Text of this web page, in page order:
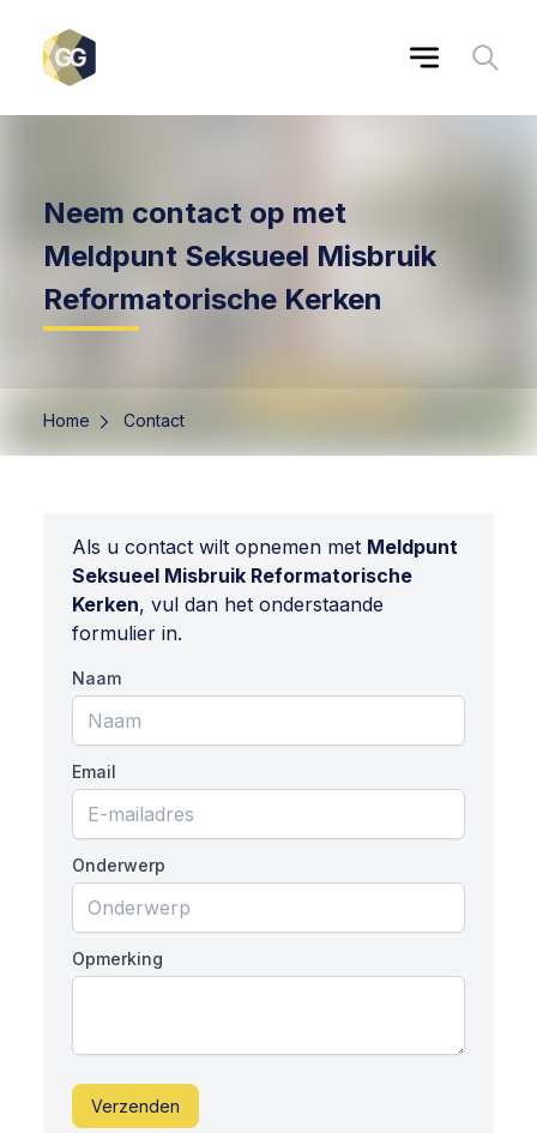
Neem contact op met
Meldpunt Seksueel Misbruik
Reformatorische Kerken
Home Contact
Als u contact wilt opnemen met Meldpunt
Seksueel Misbruik Reformatorische
Kerken, vul dan het onderstaande
formulier in.
Naam
Email
Onderwerp
Opmerking
Verzenden